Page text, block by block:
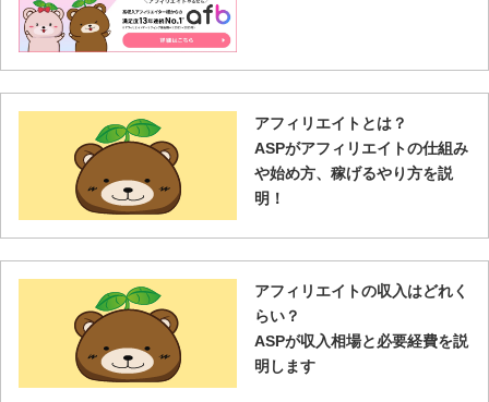
アフィリエイトとは？
ASPがアフィリエイトの仕組み
や始め方、稼げるやり方を説
明！
アフィリエイトの収入はどれく
らい？
ASPが収入相場と必要経費を説
明します